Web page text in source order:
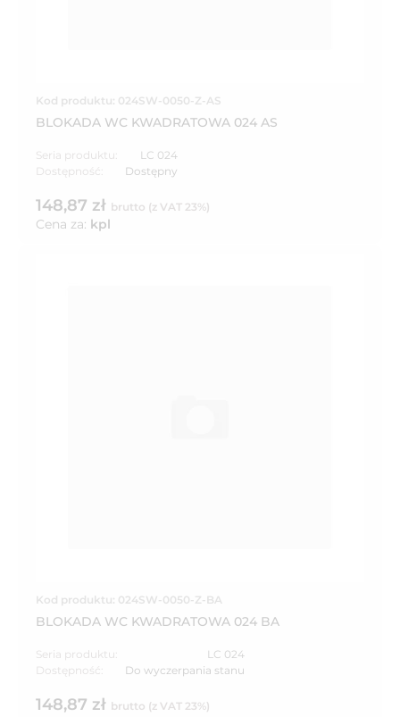
Kod produktu: 024SW-0050-Z-AS
BLOKADA WC KWADRATOWA 024 AS
Seria produktu:
LC 024
Dostępność:
Dostępny
148,87 zł brutto (z VAT 23%)
Cena za: kpl
Kod produktu: 024SW-0050-Z-BA
BLOKADA WC KWADRATOWA 024 BA
Seria produktu:
LC 024
Dostępność:
Do wyczerpania stanu
148,87 zł brutto (z VAT 23%)